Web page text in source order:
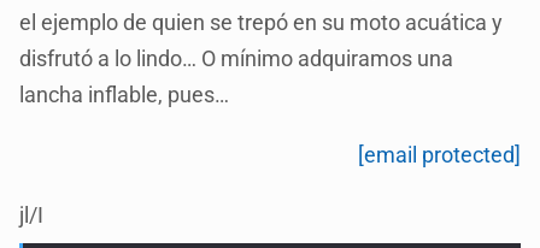
el ejemplo de quien se trepó en su moto acuática y
disfrutó a lo lindo… O mínimo adquiramos una
lancha inflable, pues…
[email protected]
jl/I